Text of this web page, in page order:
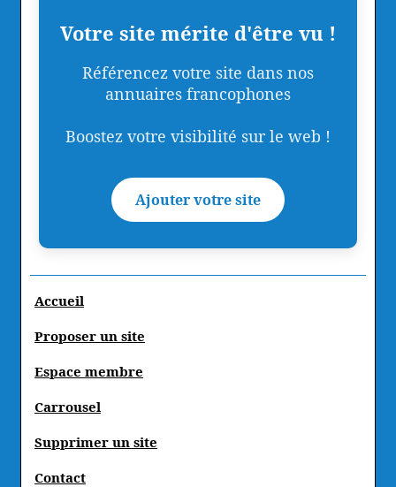
Votre site mérite d'être vu !
Référencez votre site dans nos
annuaires francophones
Boostez votre visibilité sur le web !
Ajouter votre site
Accueil
Proposer un site
Espace membre
Carrousel
Supprimer un site
Contact